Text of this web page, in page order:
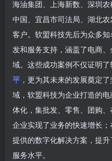
海油集团、上海新数、深圳
中国、宜昌市司法局、湖北
客户。软盟科技先后为众多
发和服务支持，涵盖了电商
域。这些成功案例不仅证明
平 ，更为其未来的发展奠定
域，软盟科技为企业打造的
体化，集批发、零售、团购
企业实现了业务的快速增长
提供的数字化解决方案，提
服务水平。